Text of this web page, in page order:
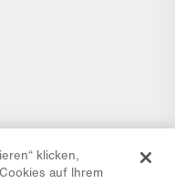
klicken,
auf Ihrem